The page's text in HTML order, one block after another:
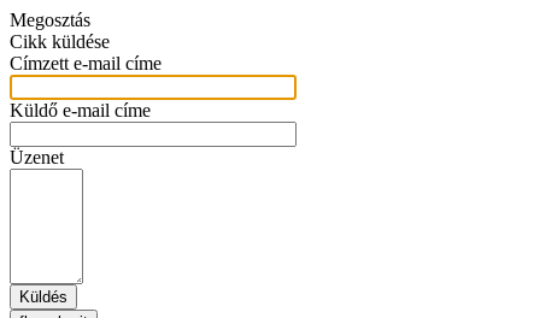
Megosztás
Cikk küldése
Címzett e-mail címe
Küldő e-mail címe
Üzenet